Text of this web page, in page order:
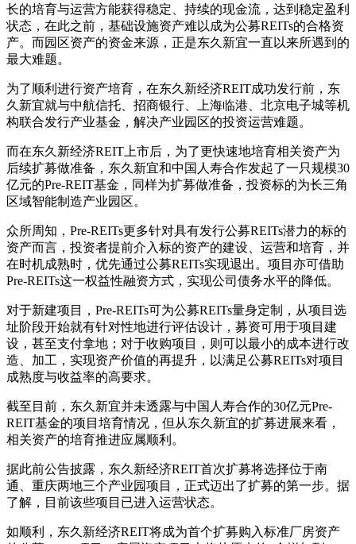
长的培育与运营方能获得稳定、持续的现金流，达到稳定盈利
状态，在此之前，基础设施资产难以成为公募REITs的合格资
产。而园区资产的资金来源，正是东久新宜一直以来所遇到的
最大难题。
为了顺利进行资产培育，在东久新经济REIT成功发行前，东
久新宜就与中航信托、招商银行、上海临港、北京电子城等机
构联合发行产业基金，解决产业园区的投资运营难题。
而在东久新经济REIT上市后，为了更快速地培育相关资产为
后续扩募做准备，东久新宜和中国人寿合作发起了一只规模30
亿元的Pre-REIT基金，同样为扩募做准备，投资标的为长三角
区域智能制造产业园区。
众所周知，Pre-REITs更多针对具有发行公募REITs潜力的标的
资产而言，投资者提前介入标的资产的建设、运营和培育，并
在时机成熟时，优先通过公募REITs实现退出。项目亦可借助
Pre-REITs这一权益性融资方式，实现公司债务水平的降低。
对于新建项目，Pre-REITs可为公募REITs量身定制，从项目选
址阶段开始就有针对性地进行评估设计，募资可用于项目建
设，甚至支付拿地；对于收购项目，则可以最小的成本进行改
造、加工，实现资产价值的再提升，以满足公募REITs对项目
成熟度与收益率的高要求。
截至目前，东久新宜并未透露与中国人寿合作的30亿元Pre-
REIT基金的项目培育情况，但从东久新宜的扩募进展来看，
相关资产的培育推进应属顺利。
据此前公告披露，东久新经济REIT首次扩募将选择位于南
通、重庆两地三个产业园项目，正式迈出了扩募的第一步。据
了解，目前该些项目已进入运营状态。
如顺利，东久新经济REIT将成为首个扩募购入标准厂房资产